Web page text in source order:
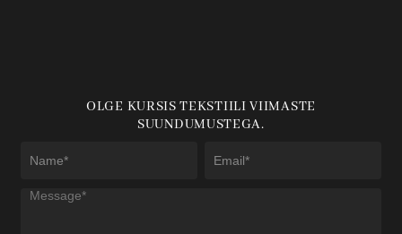
OLGE KURSIS TEKSTIILI VIIMASTE
SUUNDUMUSTEGA.